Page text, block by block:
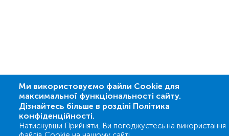
Ми використовуємо файли Cookie для
максимальної функціональності сайту.
Дізнайтесь більше в розділі Політика
конфіденційності.
Натиснувши Прийняти, Ви погоджуєтесь на використання